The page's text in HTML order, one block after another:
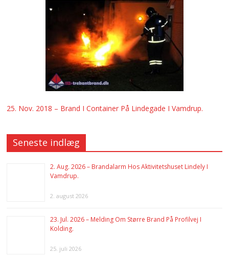
25. Nov. 2018 – Brand I Container På Lindegade I Vamdrup.
Seneste indlæg
2. Aug. 2026 – Brandalarm Hos Aktivitetshuset Lindely I
Vamdrup.
2. august 2026
23. Jul. 2026 – Melding Om Større Brand På Profilvej I
Kolding.
25. juli 2026